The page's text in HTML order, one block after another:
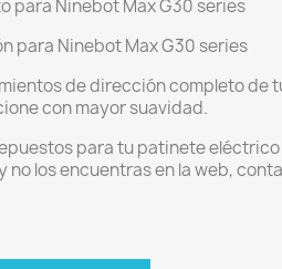
para Ninebot Max G30 series
para Ninebot Max G30 series
de dirección completo de
con mayor suavidad.
para tu patinete
no los encuentras en la web,